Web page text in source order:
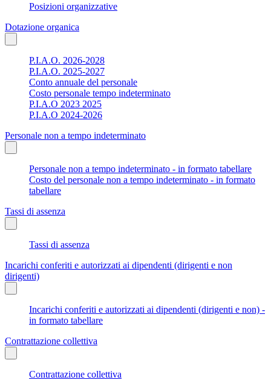
Posizioni organizzative
Dotazione organica
P.I.A.O. 2026-2028
P.I.A.O. 2025-2027
Conto annuale del personale
Costo personale tempo indeterminato
P.I.A.O 2023 2025
P.I.A.O 2024-2026
Personale non a tempo indeterminato
Personale non a tempo indeterminato - in formato tabellare
Costo del personale non a tempo indeterminato - in formato
tabellare
Tassi di assenza
Tassi di assenza
Incarichi conferiti e autorizzati ai dipendenti (dirigenti e non
dirigenti)
Incarichi conferiti e autorizzati ai dipendenti (dirigenti e non) -
in formato tabellare
Contrattazione collettiva
Contrattazione collettiva